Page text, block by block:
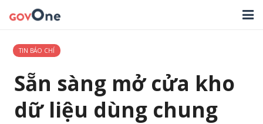
TRANG CHỦ
GIẢI PHÁP
TIN BÁO CHÍ
Sẵn sàng mở cửa kho
dữ liệu dùng chung